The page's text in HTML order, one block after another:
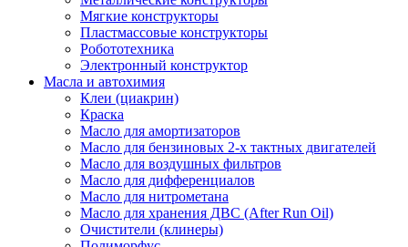
Мягкие конструкторы
Пластмассовые конструкторы
Робототехника
Электронный конструктор
Масла и автохимия
Клеи (циакрин)
Краска
Масло для амортизаторов
Масло для бензиновых 2-х тактных двигателей
Масло для воздушных фильтров
Масло для дифференциалов
Масло для нитрометана
Масло для хранения ДВС (After Run Oil)
Очистители (клинеры)